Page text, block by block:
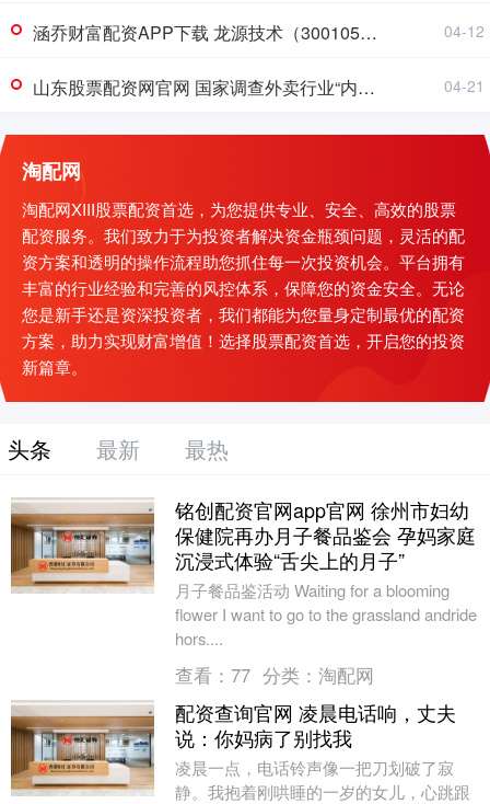
涵乔财富配资APP下载 龙源技术（300105）2025年年报简析：净利润同比下降154.64%，三费占比上升明显 04-12
山东股票配资网官网 国家调查外卖行业“内卷式”竞争 淘宝闪购、美团回应 04-21
淘配网
淘配网XIII股票配资首选，为您提供专业、安全、高效的股票
配资服务。我们致力于为投资者解决资金瓶颈问题，灵活的配
资方案和透明的操作流程助您抓住每一次投资机会。平台拥有
丰富的行业经验和完善的风控体系，保障您的资金安全。无论
您是新手还是资深投资者，我们都能为您量身定制最优的配资
方案，助力实现财富增值！选择股票配资首选，开启您的投资
新篇章。
头条 最新 最热
铭创配资官网app官网 徐州市妇幼
保健院再办月子餐品鉴会 孕妈家庭
沉浸式体验“舌尖上的月子”
月子餐品鉴活动 Waiting for a blooming
flower I want to go to the grassland andride
hors....
查看： 77 分类： 淘配网
配资查询官网 凌晨电话响，丈夫
说：你妈病了别找我
凌晨一点，电话铃声像一把刀划破了寂
静。我抱着刚哄睡的一岁的女儿，心跳跟